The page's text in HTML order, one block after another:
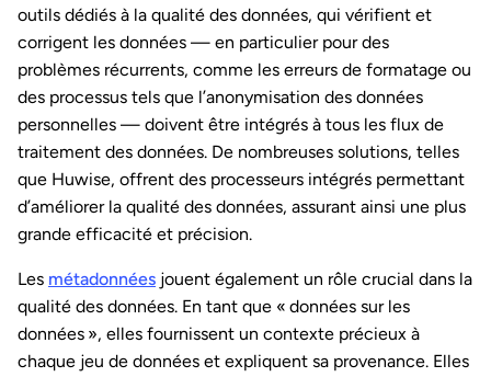
outils dédiés à la qualité des données, qui vérifient et
corrigent les données — en particulier pour des
problèmes récurrents, comme les erreurs de formatage ou
des processus tels que l’anonymisation des données
personnelles — doivent être intégrés à tous les flux de
traitement des données. De nombreuses solutions, telles
que Huwise, offrent des processeurs intégrés permettant
d’améliorer la qualité des données, assurant ainsi une plus
grande efficacité et précision.
Les métadonnées jouent également un rôle crucial dans la
qualité des données. En tant que « données sur les
données », elles fournissent un contexte précieux à
chaque jeu de données et expliquent sa provenance. Elles